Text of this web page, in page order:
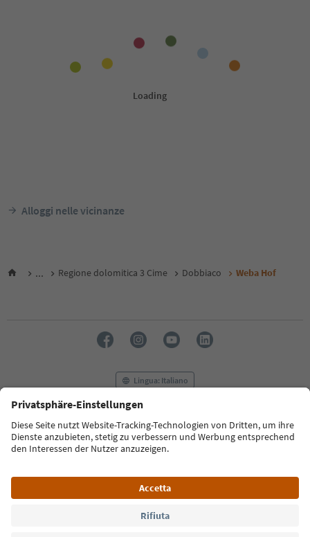
Alloggi nelle vicinanze
... Regione dolomitica 3 Cime Dobbiaco Weba Hof
Lingua: Italiano
FAQ Contatti Press MICE
Privacy Policy
Termini e condizioni
Crediti
Cookie Policy
Alto Adige B2B